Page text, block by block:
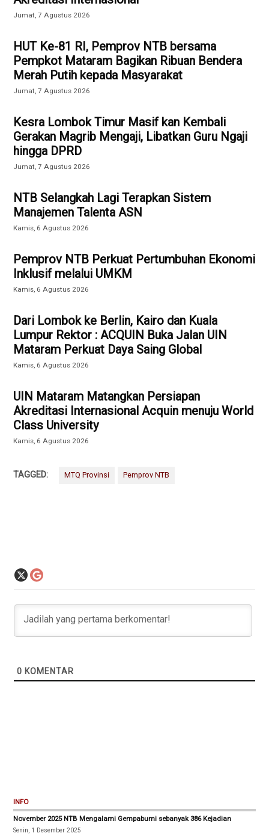
Jumat, 7 Agustus 2026
HUT Ke-81 RI, Pemprov NTB bersama
Pempkot Mataram Bagikan Ribuan Bendera
Merah Putih kepada Masyarakat
Jumat, 7 Agustus 2026
Kesra Lombok Timur Masif kan Kembali
Gerakan Magrib Mengaji, Libatkan Guru Ngaji
hingga DPRD
Jumat, 7 Agustus 2026
NTB Selangkah Lagi Terapkan Sistem
Manajemen Talenta ASN
Kamis, 6 Agustus 2026
Pemprov NTB Perkuat Pertumbuhan Ekonomi
Inklusif melalui UMKM
Kamis, 6 Agustus 2026
Dari Lombok ke Berlin, Kairo dan Kuala
Lumpur Rektor : ACQUIN Buka Jalan UIN
Mataram Perkuat Daya Saing Global
Kamis, 6 Agustus 2026
UIN Mataram Matangkan Persiapan
Akreditasi Internasional Acquin menuju World
Class University
Kamis, 6 Agustus 2026
TAGGED: MTQ Provinsi Pemprov NTB
0 KOMENTAR
INFO
November 2025 NTB Mengalami Gempabumi sebanyak 386 Kejadian
Senin, 1 Desember 2025